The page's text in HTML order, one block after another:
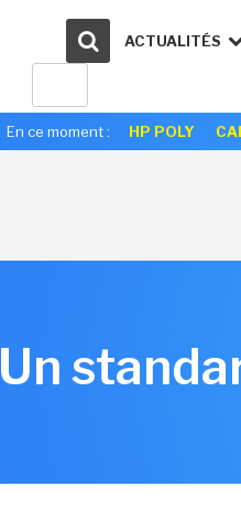
ACTUALITÉS
En ce moment : HP POLY
Un